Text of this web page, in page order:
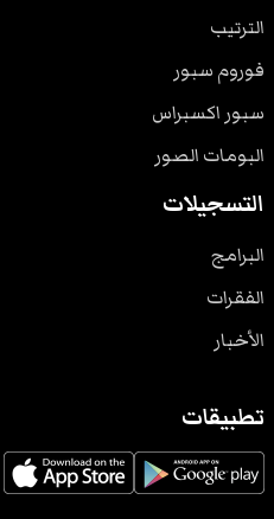
الترتيب
فوروم سبور
سبور اكسبراس
البومات الصور
التسجيلات
البرامج
الفقرات
الأخبار
تطبيقات